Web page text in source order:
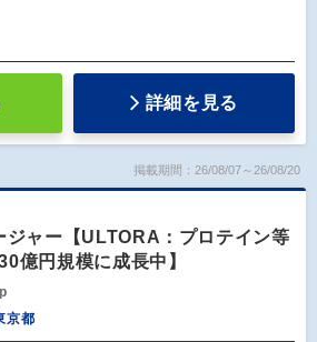
詳細を見る
掲載期間：26/08/07～26/08/20
ジャー【ULTORA：プロテイン等
億円規模に成長中】
京都